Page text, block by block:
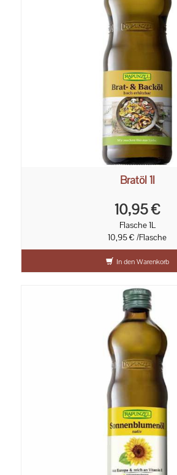
Bratöl 1l
10,95 €
Flasche 1L
10,95 € /Flasche
In den Warenkorb